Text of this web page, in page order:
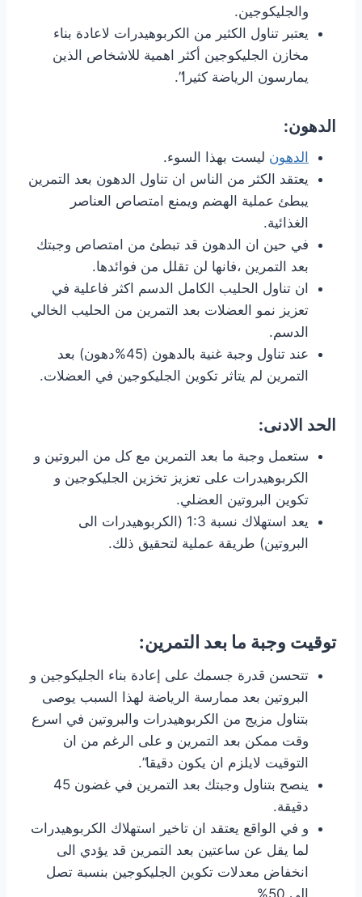
والجليكوجين.
يعتبر تناول الكثير من الكربوهيدرات لاعادة بناء
مخازن الجليكوجين أكثر اهمية للاشخاص الذين
يمارسون الرياضة كثيرا”.
الدهون:
الدهون ليست بهذا السوء.
يعتقد الكثر من الناس ان تناول الدهون بعد التمرين
يبطئ عملية الهضم ويمنع امتصاص العناصر
الغذائية.
في حين ان الدهون قد تبطئ من امتصاص وجبتك
بعد التمرين ،فانها لن تقلل من فوائدها.
ان تناول الحليب الكامل الدسم اكثر فاعلية في
تعزيز نمو العضلات بعد التمرين من الحليب الخالي
الدسم.
عند تناول وجبة غنية بالدهون (45%دهون) بعد
التمرين لم يتاثر تكوين الجليكوجين في العضلات.
الحد الادنى:
ستعمل وجبة ما بعد التمرين مع كل من البروتين و
الكربوهيدرات على تعزيز تخزين الجليكوجين و
تكوين البروتين العضلي.
يعد استهلاك نسبة 1:3 (الكربوهيدرات الى
البروتين) طريقة عملية لتحقيق ذلك.
توقيت وجبة ما بعد التمرين:
تتحسن قدرة جسمك على إعادة بناء الجليكوجين و
البروتين بعد ممارسة الرياضة لهذا السبب يوصى
بتناول مزيج من الكربوهيدرات والبروتين في اسرع
وقت ممكن بعد التمرين و على الرغم من ان
التوقيت لايلزم ان يكون دقيقا”.
ينصح بتناول وجبتك بعد التمرين في غضون 45
دقيقة.
و في الواقع يعتقد ان تاخير استهلاك الكربوهيدرات
لما يقل عن ساعتين بعد التمرين قد يؤدي الى
انخفاض معدلات تكوين الجليكوجين بنسبة تصل